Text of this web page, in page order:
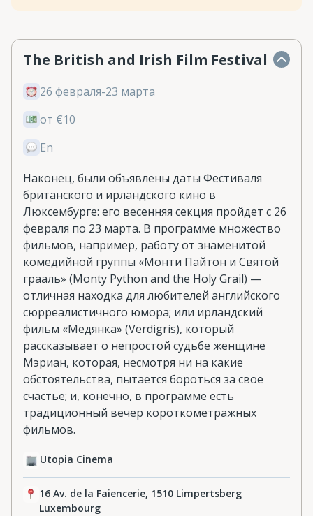
The British and Irish Film Festival
26 февраля-23 марта
от €10
En
Наконец, были объявлены даты Фестиваля
британского и ирландского кино в
Люксембурге: его весенняя секция пройдет с 26
февраля по 23 марта. В программе множество
фильмов, например, работу от знаменитой
комедийной группы «Монти Пайтон и Святой
грааль» (Monty Python and the Holy Grail) —
отличная находка для любителей английского
сюрреалистичного юмора; или ирландский
фильм «Медянка» (Verdigris), который
рассказывает о непростой судьбе женщине
Мэриан, которая, несмотря ни на какие
обстоятельства, пытается бороться за свое
счастье; и, конечно, в программе есть
традиционный вечер короткометражных
фильмов.
Utopia Cinema
16 Av. de la Faiencerie, 1510 Limpertsberg
Luxembourg